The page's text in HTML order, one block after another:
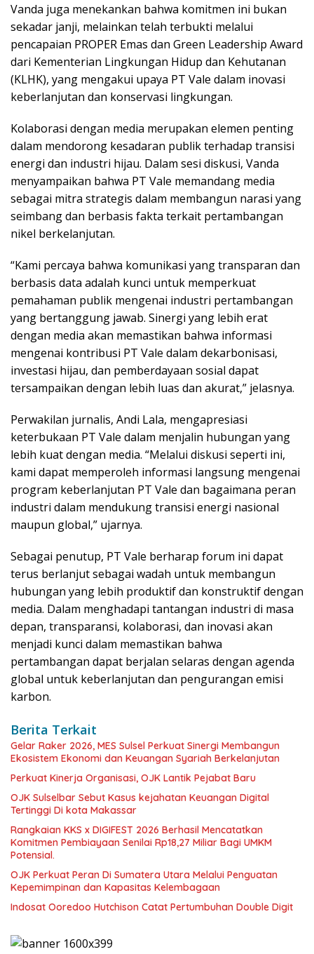
Vanda juga menekankan bahwa komitmen ini bukan
sekadar janji, melainkan telah terbukti melalui
pencapaian PROPER Emas dan Green Leadership Award
dari Kementerian Lingkungan Hidup dan Kehutanan
(KLHK), yang mengakui upaya PT Vale dalam inovasi
keberlanjutan dan konservasi lingkungan.
Kolaborasi dengan media merupakan elemen penting
dalam mendorong kesadaran publik terhadap transisi
energi dan industri hijau. Dalam sesi diskusi, Vanda
menyampaikan bahwa PT Vale memandang media
sebagai mitra strategis dalam membangun narasi yang
seimbang dan berbasis fakta terkait pertambangan
nikel berkelanjutan.
“Kami percaya bahwa komunikasi yang transparan dan
berbasis data adalah kunci untuk memperkuat
pemahaman publik mengenai industri pertambangan
yang bertanggung jawab. Sinergi yang lebih erat
dengan media akan memastikan bahwa informasi
mengenai kontribusi PT Vale dalam dekarbonisasi,
investasi hijau, dan pemberdayaan sosial dapat
tersampaikan dengan lebih luas dan akurat,” jelasnya.
Perwakilan jurnalis, Andi Lala, mengapresiasi
keterbukaan PT Vale dalam menjalin hubungan yang
lebih kuat dengan media. “Melalui diskusi seperti ini,
kami dapat memperoleh informasi langsung mengenai
program keberlanjutan PT Vale dan bagaimana peran
industri dalam mendukung transisi energi nasional
maupun global,” ujarnya.
Sebagai penutup, PT Vale berharap forum ini dapat
terus berlanjut sebagai wadah untuk membangun
hubungan yang lebih produktif dan konstruktif dengan
media. Dalam menghadapi tantangan industri di masa
depan, transparansi, kolaborasi, dan inovasi akan
menjadi kunci dalam memastikan bahwa
pertambangan dapat berjalan selaras dengan agenda
global untuk keberlanjutan dan pengurangan emisi
karbon.
Berita Terkait
Gelar Raker 2026, MES Sulsel Perkuat Sinergi Membangun
Ekosistem Ekonomi dan Keuangan Syariah Berkelanjutan
Perkuat Kinerja Organisasi, OJK Lantik Pejabat Baru
OJK Sulselbar Sebut Kasus kejahatan Keuangan Digital
Tertinggi Di kota Makassar
Rangkaian KKS x DIGIFEST 2026 Berhasil Mencatatkan
Komitmen Pembiayaan Senilai Rp18,27 Miliar Bagi UMKM
Potensial.
OJK Perkuat Peran Di Sumatera Utara Melalui Penguatan
Kepemimpinan dan Kapasitas Kelembagaan
Indosat Ooredoo Hutchison Catat Pertumbuhan Double Digit